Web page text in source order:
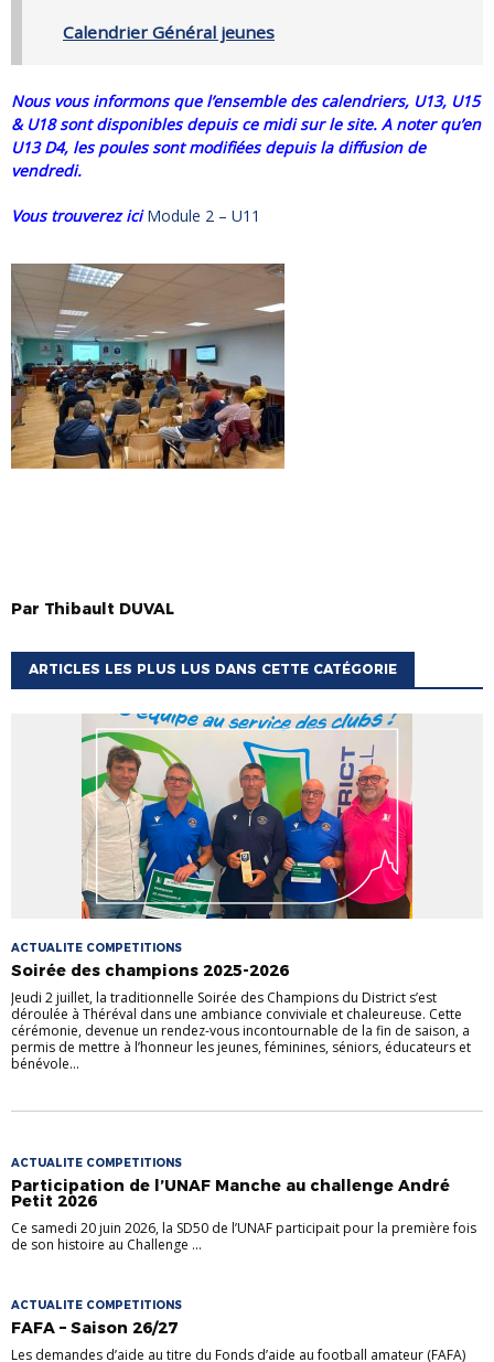
Calendrier Général jeunes
Nous vous informons que l’ensemble des calendriers, U13, U15
& U18 sont disponibles depuis ce midi sur le site. A noter qu’en
U13 D4, les poules sontmodifiées depuis la diffusion de
vendredi.
Vous trouverez ici Module 2 – U11
Par Thibault DUVAL
ARTICLES LES PLUS LUS DANS CETTE CATÉGORIE
ACTUALITE COMPETITIONS
Soirée des champions 2025-2026
Jeudi 2 juillet, la traditionnelle Soirée des Champions du District s’est
déroulée à Théréval dans une ambiance conviviale et chaleureuse. Cette
cérémonie, devenue un rendez-vous incontournable de la fin de saison, a
permis de mettre à l’honneur les jeunes, féminines, séniors, éducateurs et
bénévole...
ACTUALITE COMPETITIONS
Participation de l’UNAF Manche au challenge André
Petit 2026
Ce samedi 20 juin 2026, la SD50 de l’UNAF participait pour la première fois
de son histoire au Challenge ...
ACTUALITE COMPETITIONS
FAFA – Saison 26/27
Les demandes d’aide au titre du Fonds d’aide au football amateur (FAFA)